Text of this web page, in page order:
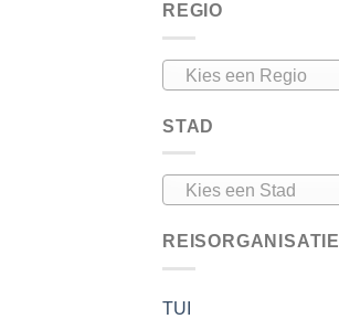
REGIO
Kies een Regio
STAD
Kies een Stad
REISORGANISATIE
TUI